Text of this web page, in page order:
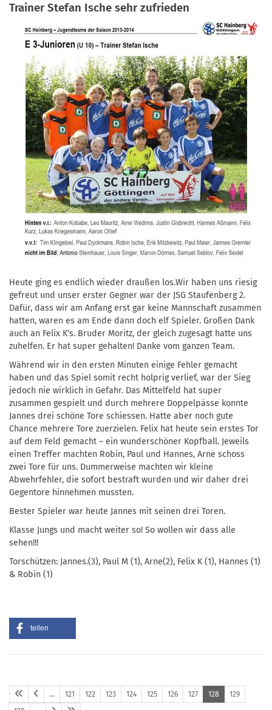
Trainer Stefan Ische sehr zufrieden
Heute ging es endlich wieder draußen los.Wir haben uns riesig
gefreut und unser erster Gegner war der JSG Staufenberg 2.
Dafür, dass wir am Anfang erst gar keine Mannschaft zusammen
hatten, waren es am Ende dann doch elf Spieler. Großen Dank
auch an Felix K‘s. Bruder Moritz, der gleich zugesagt hatte uns
zuhelfen. Er hat super gehalten! Danke vom ganzen Team.
Während wir in den ersten Minuten einige Fehler gemacht
haben und das Spiel somit recht holprig verlief, war der Sieg
jedoch nie wirklich in Gefahr. Das Mittelfeld hat super
zusammen gespielt und durch mehrere Doppelpässe konnte
Jannes drei schöne Tore schiessen. Hatte aber noch gute
Chance mehrere Tore zuerzielen. Felix hat heute sein erstes Tor
auf dem Feld gemacht – ein wunderschöner Kopfball. Jeweils
einen Treffer machten Robin, Paul und Hannes, Arne schoss
zwei Tore für uns. Dummerweise machten wir kleine
Abwehrfehler, die sofort bestraft wurden und wir daher drei
Gegentore hinnehmen mussten.
Bester Spieler war heute Jannes mit seinen drei Toren.
Klasse Jungs und macht weiter so! So wollen wir dass alle
sehen!!!
Torschützen: Jannes.(3), Paul M (1), Arne(2), Felix K (1), Hannes (1)
& Robin (1)
teilen
… 121 122 123 124 125 126 127 128
129